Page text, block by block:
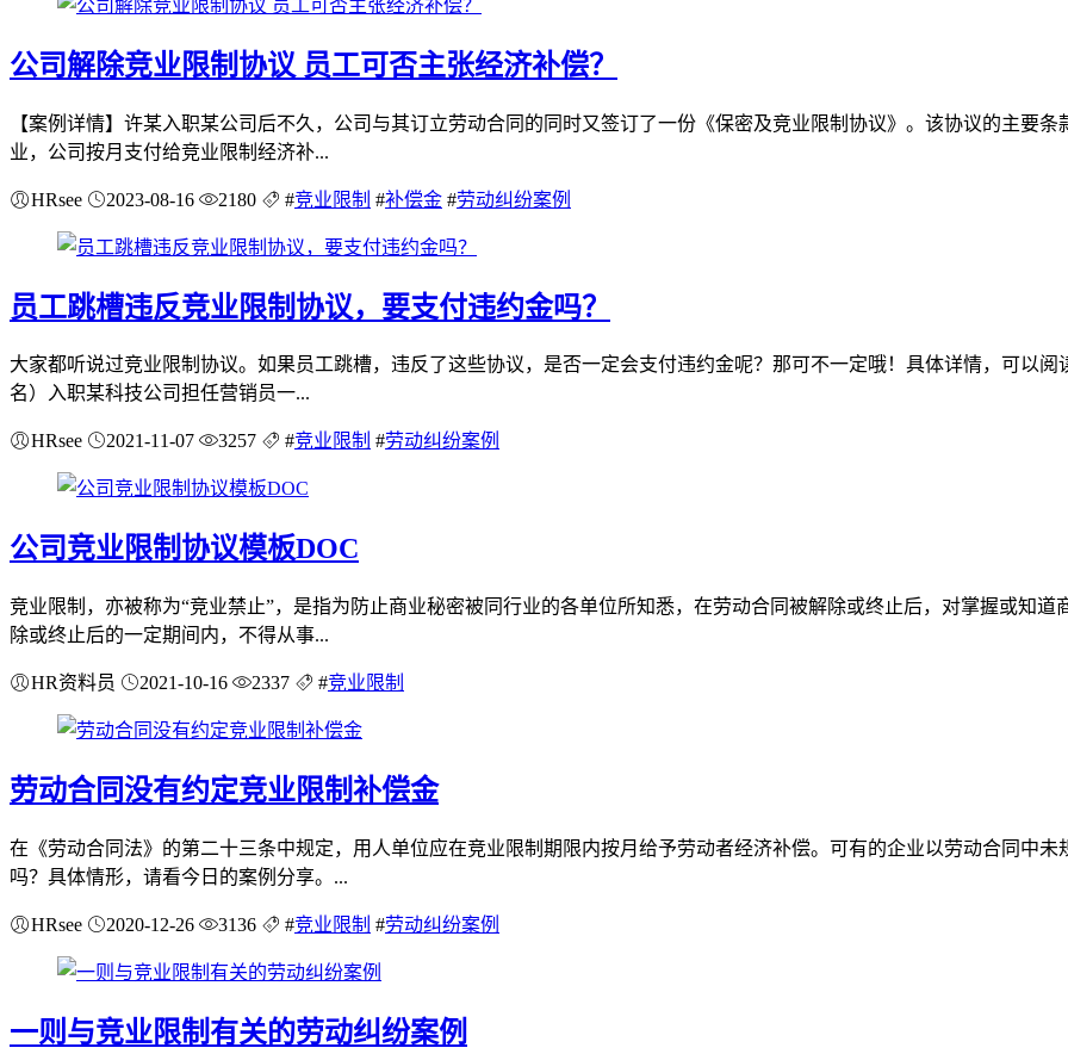
公司解除竞业限制协议 员工可否主张经济补偿？
【案例详情】许某入职某公司后不久，公司与其订立劳动合同的同时又签订了一份《保密及竞业限制协议》。该协议的主要
业，公司按月支付给竞业限制经济补...
HRsee 2023-08-16 2180 #竞业限制 #补偿金 #劳动纠纷案例
员工跳槽违反竞业限制协议，要支付违约金吗？
大家都听说过竞业限制协议。如果员工跳槽，违反了这些协议，是否一定会支付违约金呢？那可不一定哦！具体详情，可以
名）入职某科技公司担任营销员一...
HRsee 2021-11-07 3257 #竞业限制 #劳动纠纷案例
公司竞业限制协议模板DOC
竞业限制，亦被称为“竞业禁止”，是指为防止商业秘密被同行业的各单位所知悉，在劳动合同被解除或终止后，对掌握或知
除或终止后的一定期间内，不得从事...
HR资料员 2021-10-16 2337 #竞业限制
劳动合同没有约定竞业限制补偿金
在《劳动合同法》的第二十三条中规定，用人单位应在竞业限制期限内按月给予劳动者经济补偿。可有的企业以劳动合同中
吗？具体情形，请看今日的案例分享。...
HRsee 2020-12-26 3136 #竞业限制 #劳动纠纷案例
一则与竞业限制有关的劳动纠纷案例